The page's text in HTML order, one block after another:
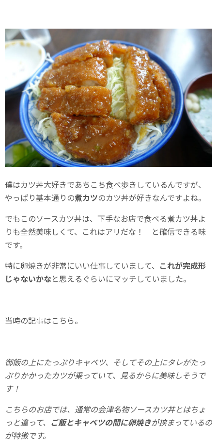
僕はカツ丼大好きであちこち食べ歩きしているんですが、
やっぱり基本通りの煮カツのカツ丼が好きなんですよね。
でもこのソースカツ丼は、下手なお店で食べる煮カツ丼よ
りも全然美味しくて、これはアリだな！ と確信できる味
です。
特に卵焼きが非常にいい仕事していまして、 これが完成形
じゃないかなと思えるぐらいにマッチしていました。
当時の記事はこちら。
御飯の上にたっぷりキャベツ、そしてその上にタレがたっ
ぷりかかったカツが乗っていて、見るからに美味しそうで
す！
こちらのお店では、通常の会津名物ソースカツ丼とはちょ
っと違って、 ご飯とキャベツの間に卵焼きが挟まっているの
が特徴です。